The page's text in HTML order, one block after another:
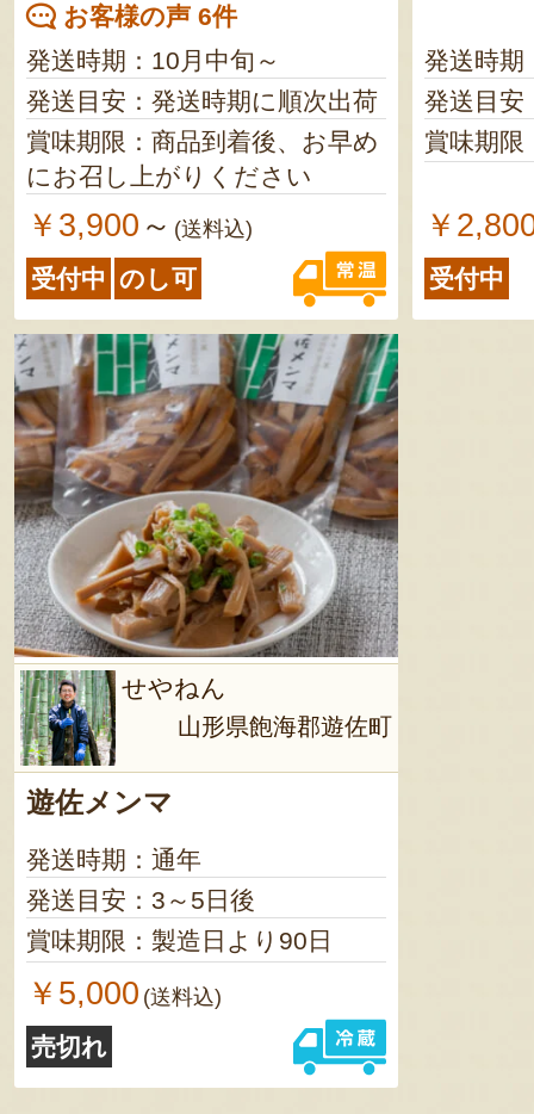
お客様の声 6件
発送時期：10月中旬～
発送目安：発送時期に順次出荷
賞味期限：商品到着後、お早め
にお召し上がりください
￥3,900 ～ (送料込)
受付中 のし可
発送時期
発送目安
賞味期限
￥
受付中
せやねん
山形県飽海郡遊佐町
遊佐メンマ
発送時期：通年
発送目安：3～5日後
賞味期限：製造日より90日
￥5,000 (送料込)
売切れ